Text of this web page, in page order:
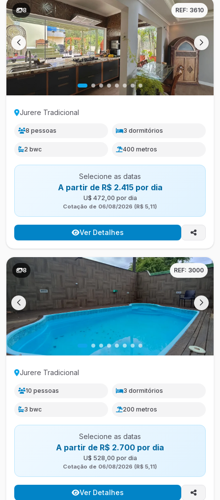
REF: 3610
8
Jurere Tradicional
8 pessoas 3 dormitórios
2 bwc 400 metros
Selecione as datas
A partir de R$ 2.415 por dia
U$ 472,00 por dia
Cotação de 06/08/2026 (R$ 5,11)
Ver Detalhes
REF: 3000
8
Jurere Tradicional
10 pessoas 3 dormitórios
3 bwc 200 metros
Selecione as datas
A partir de R$ 2.700 por dia
U$ 528,00 por dia
Cotação de 06/08/2026 (R$ 5,11)
Ver Detalhes